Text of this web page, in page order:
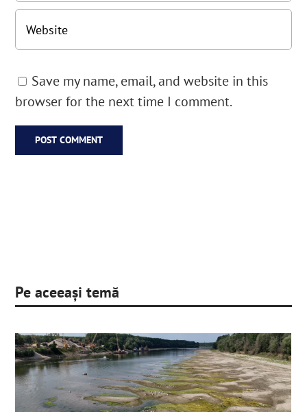
Save my name, email, and website in this
browser for the next time I comment.
Pe aceeași temă